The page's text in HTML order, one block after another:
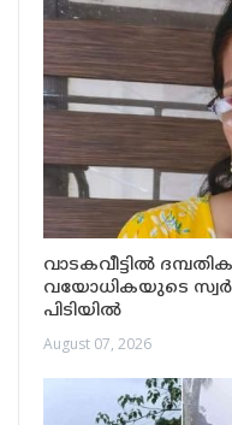
വാടകവീട്ടിൽ
വയോധികയുടെ
പിടിയിൽ
August 07, 2026